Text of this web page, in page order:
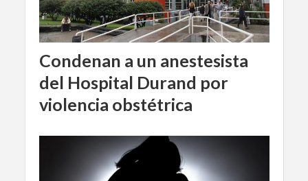
Condenan a un anestesista
del Hospital Durand por
violencia obstétrica